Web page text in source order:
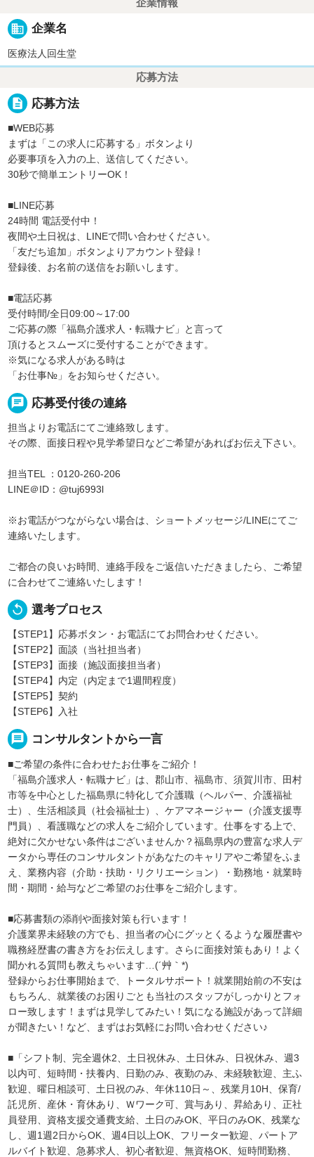
企業情報
business 企業名
医療法人回生堂
応募方法
description 応募方法
■WEB応募
まずは「この求人に応募する」ボタンより
必要事項を入力の上、送信してください。
30秒で簡単エントリーOK！
■LINE応募
24時間 電話受付中！
夜間や土日祝は、LINEで問い合わせください。
「友だち追加」ボタンよりアカウント登録！
登録後、お名前の送信をお願いします。
■電話応募
受付時間/全日09:00～17:00
ご応募の際「福島介護求人・転職ナビ」と言って
頂けるとスムーズに受付することができます。
※気になる求人がある時は
「お仕事№」をお知らせください。
chat 応募受付後の連絡
担当よりお電話にてご連絡致します。
その際、面接日程や見学希望日などご希望があればお伝え下さい。
担当TEL ：0120-260-206
LINE＠ID：@tuj6993l
※お電話がつながらない場合は、ショートメッセージ/LINEにてご
連絡いたします。
ご都合の良いお時間、連絡手段をご返信いただきましたら、ご希望
に合わせてご連絡いたします！
replay 選考プロセス
【STEP1】応募ボタン・お電話にてお問合わせください。
【STEP2】面談（当社担当者）
【STEP3】面接（施設面接担当者）
【STEP4】内定（内定まで1週間程度）
【STEP5】契約
【STEP6】入社
message コンサルタントから一言
■ご希望の条件に合わせたお仕事をご紹介！
「福島介護求人・転職ナビ」は、郡山市、福島市、須賀川市、田村
市等を中心とした福島県に特化して介護職（ヘルパー、介護福祉
士）、生活相談員（社会福祉士）、ケアマネージャー（介護支援専
門員）、看護職などの求人をご紹介しています。仕事をする上で、
絶対に欠かせない条件はございませんか？福島県内の豊富な求人デ
ータから専任のコンサルタントがあなたのキャリアやご希望をふま
え、業務内容（介助・扶助・リクリエーション）・勤務地・就業時
間・期間・給与などご希望のお仕事をご紹介します。
■応募書類の添削や面接対策も行います！
介護業界未経験の方でも、担当者の心にグッとくるような履歴書や
職務経歴書の書き方をお伝えします。さらに面接対策もあり！よく
聞かれる質問も教えちゃいます…(´艸｀*)
登録からお仕事開始まで、トータルサポート！就業開始前の不安は
もちろん、就業後のお困りごとも当社のスタッフがしっかりとフォ
ロー致します！まずは見学してみたい！気になる施設があって詳細
が聞きたい！など、まずはお気軽にお問い合わせください♪
■「シフト制、完全週休2、土日祝休み、土日休み、日祝休み、週3
以内可、短時間・扶養内、日勤のみ、夜勤のみ、未経験歓迎、主ふ
歓迎、曜日相談可、土日祝のみ、年休110日～、残業月10H、保育/
託児所、産休・育休あり、Ｗワーク可、賞与あり、昇給あり、正社
員登用、資格支援交通費支給、土日のみOK、平日のみOK、残業な
し、週1週2日からOK、週4日以上OK、フリーター歓迎、パートア
ルバイト歓迎、急募求人、初心者歓迎、無資格OK、短時間勤務、